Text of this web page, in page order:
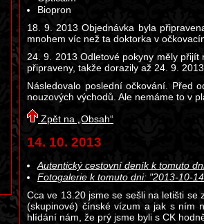
Biopron
18. 9. 2013 Objednávka byla
mnohem víc než ta doktorka v
24. 9. 2013 Odletové pokyny měly
připraveny, takže dorazily až 24. 9.
Následovalo poslední očkování. Před
nouzových východů. Ale nemáme to v
Zpět na „Obsah“
14. 10. 2013
Autentický cestovní deník k tomuto
Fotogalerie k tomuto dni: "2013-10-
Cca ve 13.20 jsme se sešli na letišti se
(skupinové) čínské vízum a jak s ním
hlídání nám, že prý jsme byli s CK